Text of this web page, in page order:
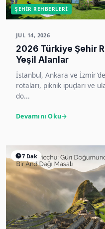
ŞEHIR REHBERLERI
JUL 14, 2026
2026 Türkiye Şehir
Yeşil Alanlar
İstanbul, Ankara ve
rotaları, piknik ipuçları ve
do...
Devamını Oku
7 Dak